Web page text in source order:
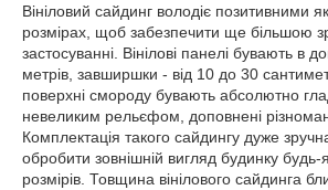
Вініловий сайдинг володіє позитивними
розмірах, щоб забезпечити ще більшою
застосуванні. Вінілові панелі бувають в
метрів, завширшки - від 10 до 30
поверхні смороду бувають абсолютно
невеликим рельєфом, доповнені
Комплектація такого сайдингу дуже
обробити зовнішній вигляд будинку
розмірів. Товщина вінілового сайдинга